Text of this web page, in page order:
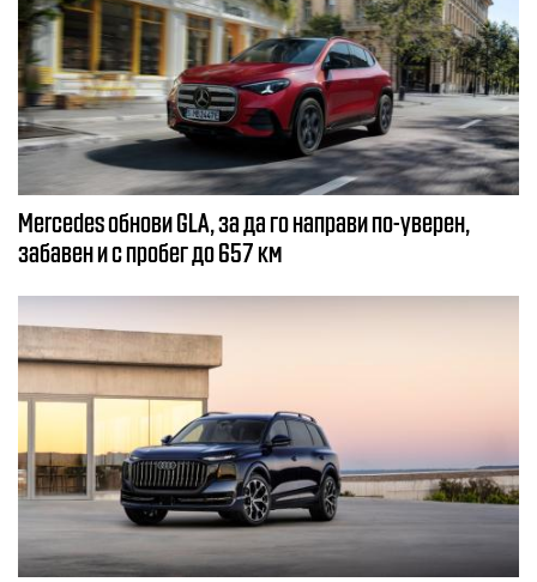
Mercedes обнови GLA, за да го направи по-уверен,
забавен и с пробег до 657 км